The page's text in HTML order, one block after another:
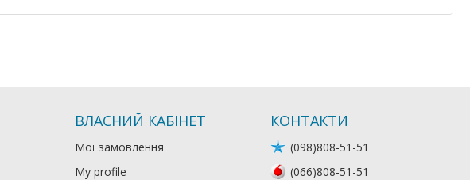
ВЛАСНИЙ КАБІНЕТ
Мої замовлення
My profile
КОНТАКТИ
(098)808-51-51
(066)808-51-51